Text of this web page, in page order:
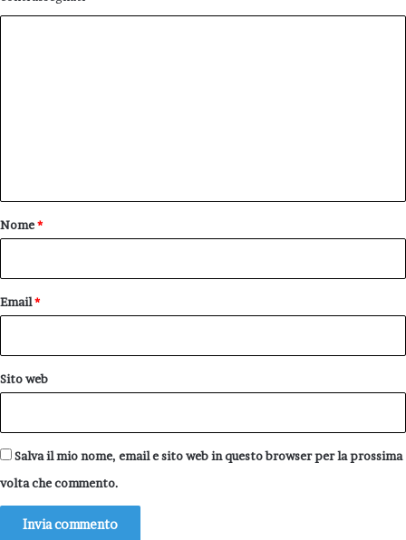
o
Nome*
Email*
Sito web
Salva il mio nome, email e sito web in questo browser per la prossima
volta che commento.